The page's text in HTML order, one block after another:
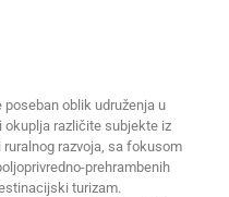
poseban oblik udruženja u
različite subjekte iz
razvoja, sa fokusom
prehrambenih
turizam.